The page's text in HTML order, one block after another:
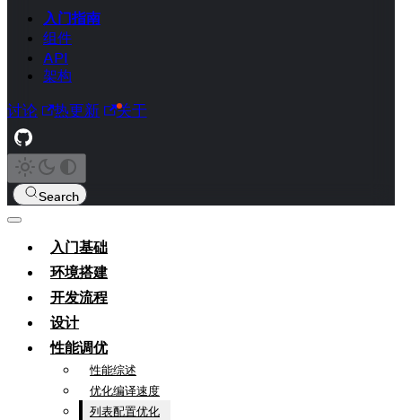
入门指南
组件
API
架构
讨论 热更新 关于
Search
入门基础
环境搭建
开发流程
设计
性能调优
性能综述
优化编译速度
列表配置优化